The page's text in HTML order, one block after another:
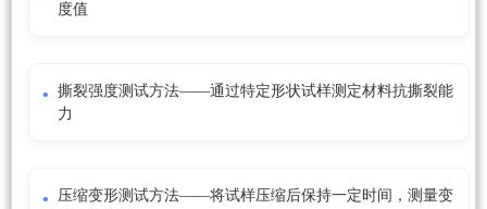
度值
撕裂强度测试方法——通过特定形状试样测定材料抗撕裂能
力
压缩变形测试方法——将试样压缩后保持一定时间，测量变